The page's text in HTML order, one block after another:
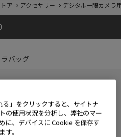
ア アクセサリー デジタル一眼カメラ
バッグ
る」をクリックすると、サイトナ
の使用状況を分析し、弊社のマー
に、デバイスに Cookie を保存す
す。